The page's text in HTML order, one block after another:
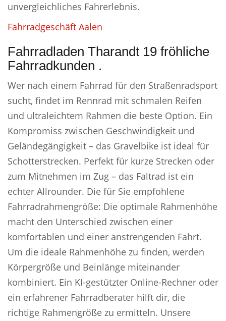
unvergleichliches Fahrerlebnis.
Fahrradgeschäft Aalen
Fahrradladen Tharandt 19 fröhliche
Fahrradkunden .
Wer nach einem Fahrrad für den Straßenradsport
sucht, findet im Rennrad mit schmalen Reifen
und ultraleichtem Rahmen die beste Option. Ein
Kompromiss zwischen Geschwindigkeit und
Geländegängigkeit – das Gravelbike ist ideal für
Schotterstrecken. Perfekt für kurze Strecken oder
zum Mitnehmen im Zug – das Faltrad ist ein
echter Allrounder. Die für Sie empfohlene
Fahrradrahmengröße: Die optimale Rahmenhöhe
macht den Unterschied zwischen einer
komfortablen und einer anstrengenden Fahrt.
Um die ideale Rahmenhöhe zu finden, werden
Körpergröße und Beinlänge miteinander
kombiniert. Ein KI-gestützter Online-Rechner oder
ein erfahrener Fahrradberater hilft dir, die
richtige Rahmengröße zu ermitteln. Unsere